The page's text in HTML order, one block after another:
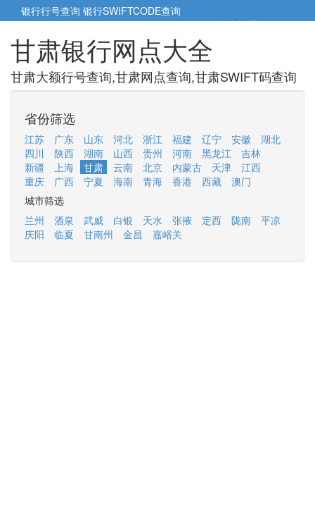
银行行号查询 银行SWIFTCODE查询
5cm小帮手5cm.cn
甘肃银行网点大全
甘肃大额行号查询,甘肃网点查询,甘肃SWIFT码查询
省份筛选
江苏 广东 山东 河北 浙江 福建 辽宁 安徽
湖北
四川
陕西 湖南 山西 贵州 河南 黑龙江
吉林
新疆
上海 甘肃 云南 北京 内蒙古 天津
江西
重庆
广西 宁夏 海南 青海 香港 西藏
澳门
城市筛选
兰州
酒泉 武威 白银 天水 张掖 定西 陇南
平凉
庆阳
临夏 甘南州 金昌 嘉峪关